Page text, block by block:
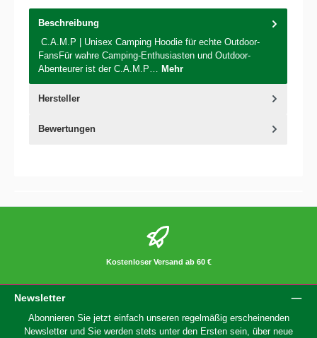
Beschreibung
C.A.M.P | Unisex Camping Hoodie für echte Outdoor-
FansFür wahre Camping-Enthusiasten und Outdoor-
Abenteurer ist der C.A.M.P… Mehr
Hersteller
Bewertungen
Kostenloser Versand ab 60 €
Newsletter
Abonnieren Sie jetzt einfach unseren regelmäßig erscheinenden
Newsletter und Sie werden stets unter den Ersten sein, über neue